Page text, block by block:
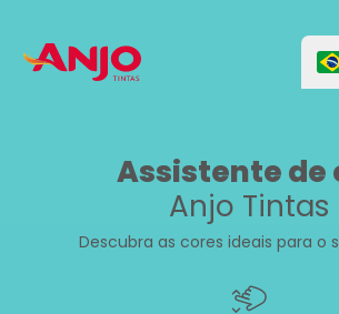
Assistente de
Anjo Tintas
Descubra as cores ideais para o